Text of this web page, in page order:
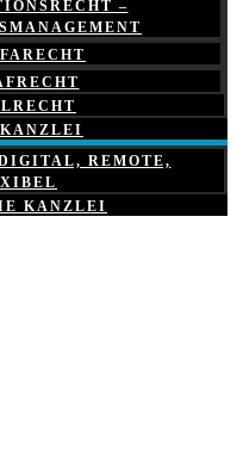
–
REMOTE,
KANZLEI